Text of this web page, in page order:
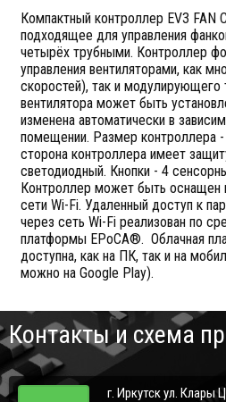
Компактный контроллер EV3 FAN
подходящее для управления
четырёх трубными. Контроллер
управления вентиляторами, как
скоростей), так и модулирующего
вентилятора может быть
изменена автоматически в
помещении. Размер контроллера
сторона контроллера имеет
светодиодный. Кнопки - 4
Контроллер может быть оснащен
сети Wi-Fi. Удаленный доступ к
через сеть Wi-Fi реализован по
платформы EPoCA®. Облачная
доступна, как на ПК, так и на
можно на Google Play).
Контакты и схема
г. Иркутск ул. Клары